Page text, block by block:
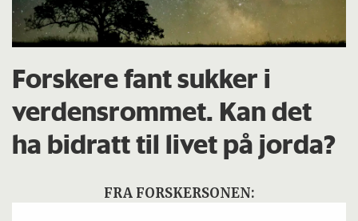
Forskere fant sukker i
verdensrommet. Kan det
ha bidratt til livet på jorda?
FRA FORSKERSONEN: